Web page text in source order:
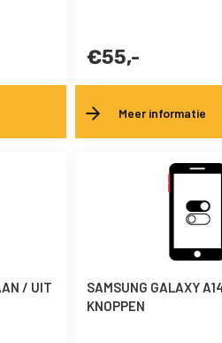
€55,-
Meer informatie
/ UIT
SAMSUNG GALAXY
KNOPPEN